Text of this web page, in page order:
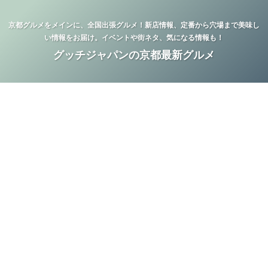
京都グルメをメインに、全国出張グルメ！新店情報、定番から穴場まで美味し
い情報をお届け。イベントや街ネタ、気になる情報も！
グッチジャパンの京都最新グルメ